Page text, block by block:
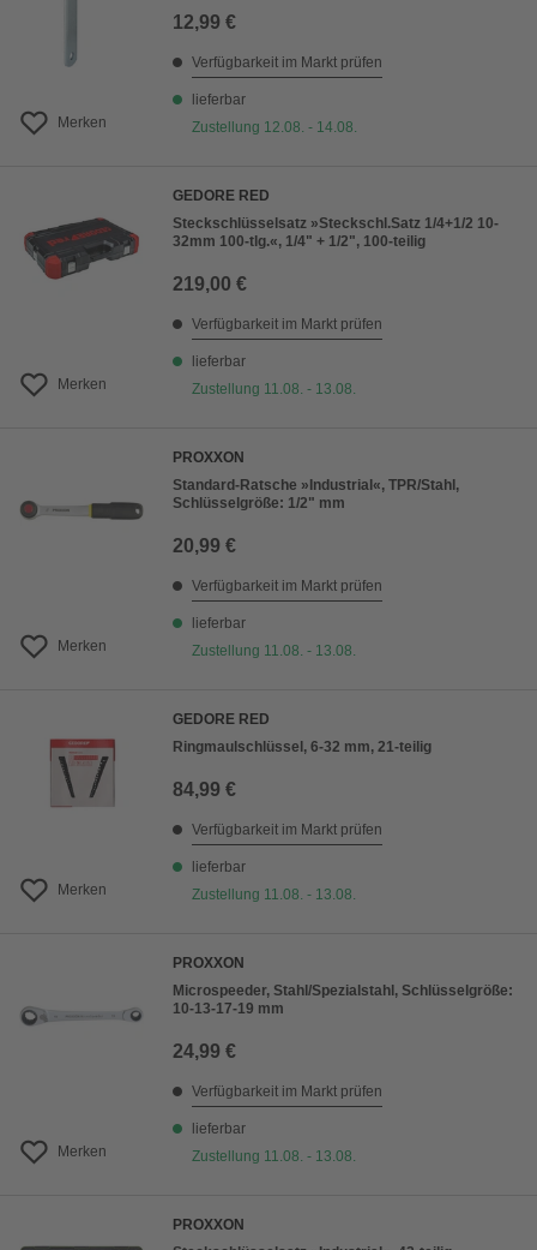
Merken
12,99 €
Verfügbarkeit im Markt prüfen
lieferbar
Zustellung 12.08. - 14.08.
Merken
GEDORE RED
Steckschlüsselsatz »Steckschl.Satz 1/4+1/2 10-
32mm 100-tlg.«, 1/4" + 1/2", 100-teilig
219,00 €
Verfügbarkeit im Markt prüfen
lieferbar
Zustellung 11.08. - 13.08.
Merken
PROXXON
Standard-Ratsche »Industrial«, TPR/Stahl,
Schlüsselgröße: 1/2" mm
20,99 €
Verfügbarkeit im Markt prüfen
lieferbar
Zustellung 11.08. - 13.08.
Merken
GEDORE RED
Ringmaulschlüssel, 6-32 mm, 21-teilig
84,99 €
Verfügbarkeit im Markt prüfen
lieferbar
Zustellung 11.08. - 13.08.
Merken
PROXXON
Microspeeder, Stahl/Spezialstahl, Schlüsselgröße:
10-13-17-19 mm
24,99 €
Verfügbarkeit im Markt prüfen
lieferbar
Zustellung 11.08. - 13.08.
PROXXON